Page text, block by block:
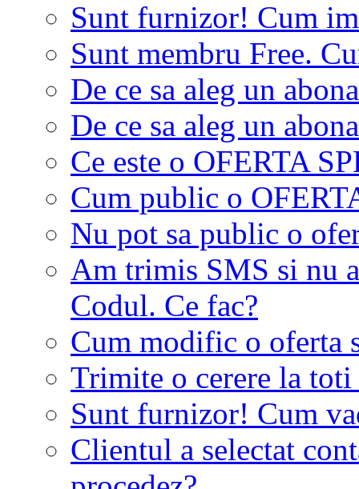
Sunt furnizor! Cum
Sunt membru Free.
De ce sa aleg un
De ce sa aleg un
Ce este o OFERTA
Cum public o
Nu pot sa public o
Am trimis SMS si nu
Codul. Ce fac?
Cum modific o oferta
Trimite o cerere la
Sunt furnizor! Cum
Clientul a selectat